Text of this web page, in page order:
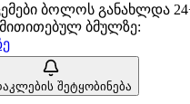
ბოლოს განახლდა
ბმულზე:
შეტყობინება